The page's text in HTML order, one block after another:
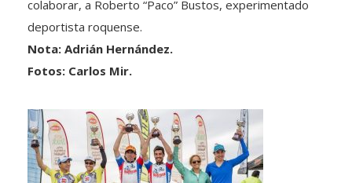
deportista roquense.
Nota: Adrián Hernández.
Fotos: Carlos Mir.